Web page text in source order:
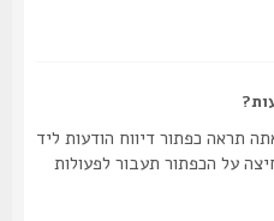
כפתור דיווח הודעות ליד
הכפתור תעבור לפעולות